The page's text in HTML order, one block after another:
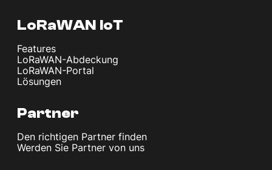
LoRaWAN IoT
Features
LoRaWAN-Abdeckung
LoRaWAN-Portal
Lösungen
Partner
Den richtigen Partner finden
Werden Sie Partner von uns